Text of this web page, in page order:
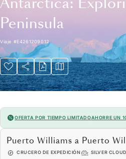
Peninsula
Viaje #E4261209012
OFERTA POR TIEMPO LIMITADOAHORRE UN
Puerto Williams a Puerto
CRUCERO DE EXPEDICIÓN SILVER CLOUD